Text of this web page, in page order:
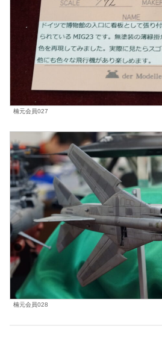
楠元会員027
楠元会員028